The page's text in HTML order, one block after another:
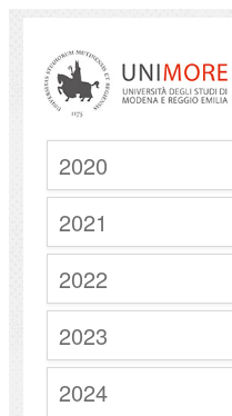
2020
2021
2022
2023
2024